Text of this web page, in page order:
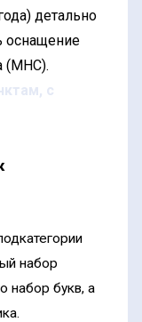
детально
оснащение
(МНС).
с
набор
набор букв, а